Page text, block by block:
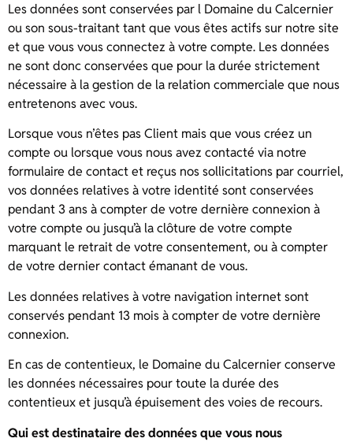
Les données sont conservées par l Domaine du Calcernier
ou son sous-traitant tant que vous êtes actifs sur notre site
et que vous vous connectez à votre compte. Les données
ne sont donc conservées que pour la durée strictement
nécessaire à la gestion de la relation commerciale que nous
entretenons avec vous.
Lorsque vous n’êtes pas Client mais que vous créez un
compte ou lorsque vous nous avez contacté via notre
formulaire de contact et reçus nos sollicitations par courriel,
vos données relatives à votre identité sont conservées
pendant 3 ans à compter de votre dernière connexion à
votre compte ou jusqu’à la clôture de votre compte
marquant le retrait de votre consentement, ou à compter
de votre dernier contact émanant de vous.
Les données relatives à votre navigation internet sont
conservés pendant 13 mois à compter de votre dernière
connexion.
En cas de contentieux, le Domaine du Calcernier conserve
les données nécessaires pour toute la durée des
contentieux et jusqu’à épuisement des voies de recours.
Qui est destinataire des données que vous nous